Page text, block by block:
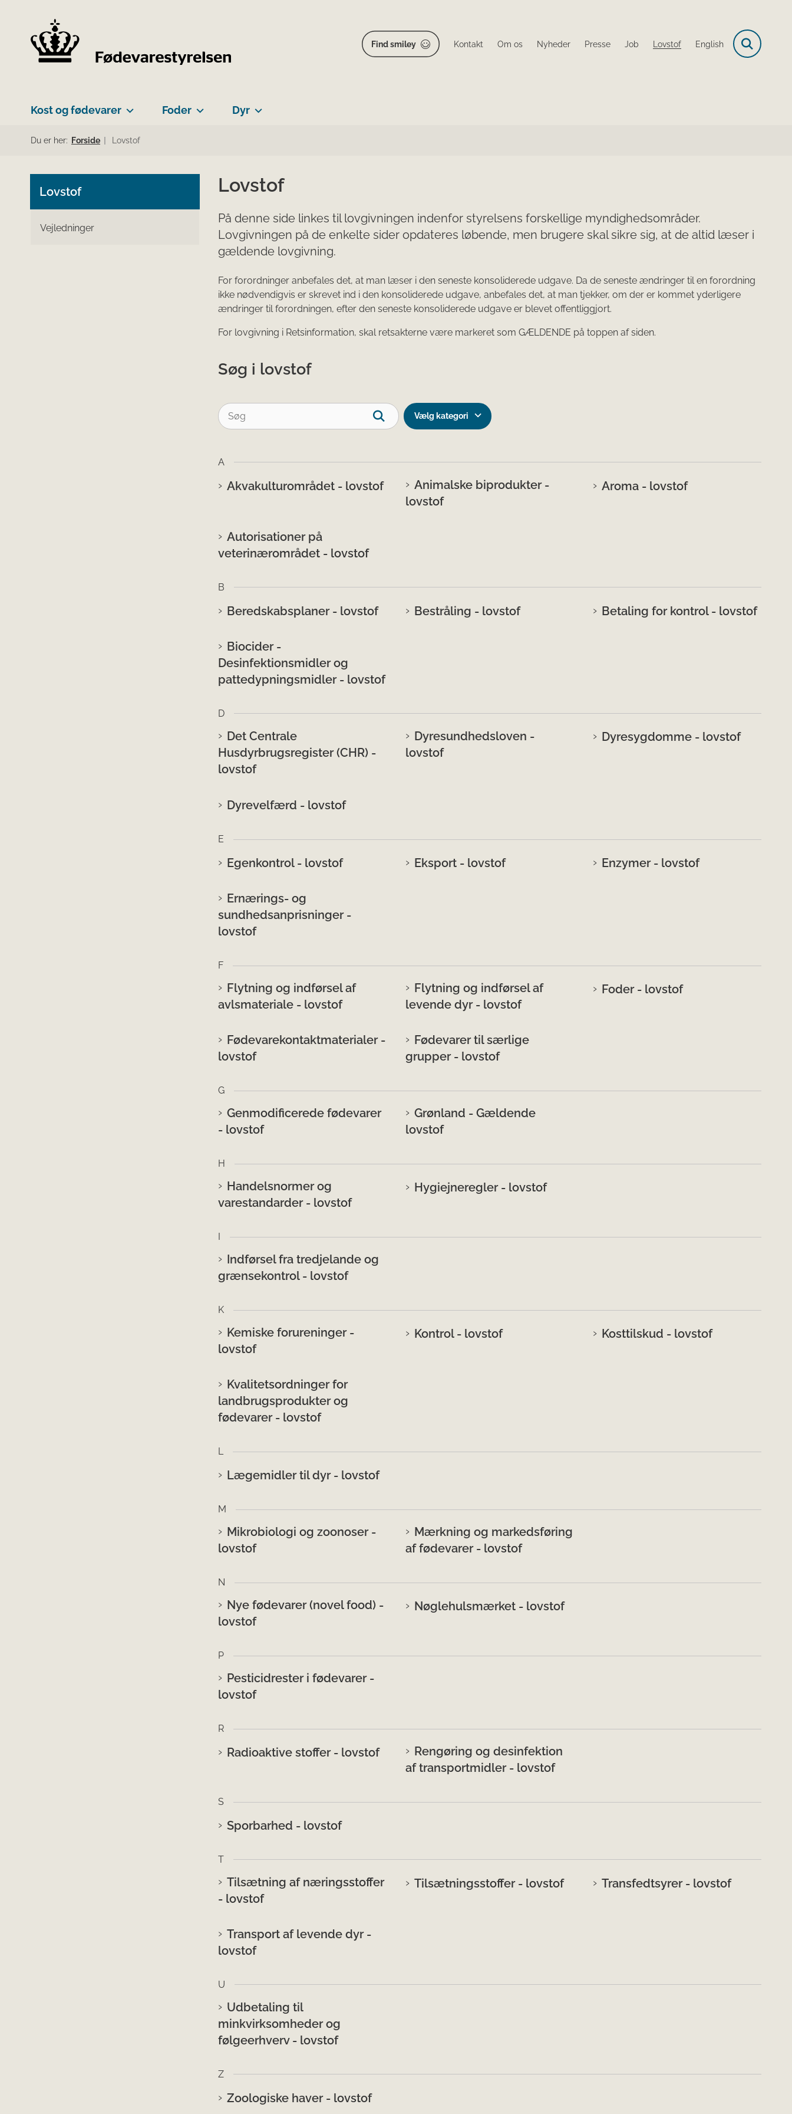
Find smiley Kontakt Om os Nyheder Presse Job Lovstof English
Kost og fødevarer Foder Dyr
Du er her: Forside Lovstof
Lovstof
Vejledninger
Lovstof
På denne side linkes til lovgivningen indenfor styrelsens forskellige myndighedsområder.
Lovgivningen på de enkelte sider opdateres løbende, men brugere skal sikre sig, at de altid læser i
gældende lovgivning.
For forordninger anbefales det, at man læser i den seneste konsoliderede udgave. Da de seneste ændringer til en forordning
ikke nødvendigvis er skrevet ind i den konsoliderede udgave, anbefales det, at man tjekker, om der er kommet yderligere
ændringer til forordningen, efter den seneste konsoliderede udgave er blevet offentliggjort.
For lovgivning i Retsinformation, skal retsakterne være markeret som GÆLDENDE på toppen af siden.
Søg i lovstof
Vælg kategori
A
Akvakulturområdet - lovstof
Animalske biprodukter -
lovstof
Aroma - lovstof
Autorisationer på
veterinærområdet - lovstof
B
Beredskabsplaner - lovstof Bestråling - lovstof Betaling for kontrol - lovstof
Biocider -
Desinfektionsmidler og
pattedypningsmidler - lovstof
D
Det Centrale
Husdyrbrugsregister (CHR) -
lovstof
Dyresundhedsloven -
lovstof
Dyresygdomme - lovstof
Dyrevelfærd - lovstof
E
Egenkontrol - lovstof Eksport - lovstof Enzymer - lovstof
Ernærings- og
sundhedsanprisninger -
lovstof
F
Flytning og indførsel af
avlsmateriale - lovstof
Flytning og indførsel af
levende dyr - lovstof
Foder - lovstof
Fødevarekontaktmaterialer -
lovstof
Fødevarer til særlige
grupper - lovstof
G
Genmodificerede fødevarer
- lovstof
Grønland - Gældende
lovstof
H
Handelsnormer og
varestandarder - lovstof
Hygiejneregler - lovstof
Indførsel fra tredjelande og
grænsekontrol - lovstof
K
Kemiske forureninger -
lovstof
Kontrol - lovstof Kosttilskud - lovstof
Kvalitetsordninger for
landbrugsprodukter og
fødevarer - lovstof
L
Lægemidler til dyr - lovstof
M
Mikrobiologi og zoonoser -
lovstof
Mærkning og markedsføring
af fødevarer - lovstof
N
Nye fødevarer (novel food) -
lovstof
Nøglehulsmærket - lovstof
P
Pesticidrester i fødevarer -
lovstof
R
Radioaktive stoffer - lovstof
Rengøring og desinfektion
af transportmidler - lovstof
S
Sporbarhed - lovstof
T
Tilsætning af næringsstoffer
- lovstof
Tilsætningsstoffer - lovstof Transfedtsyrer - lovstof
Transport af levende dyr -
lovstof
U
Udbetaling til
minkvirksomheder og
følgeerhverv - lovstof
Z
Zoologiske haver - lovstof